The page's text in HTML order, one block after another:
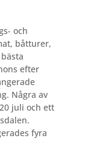
och
båtturer,
efter
Några av
juli och ett
fyra